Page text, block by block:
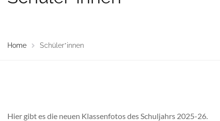
Home Schüler*innen
Hier gibt es die neuen Klassenfotos des Schuljahrs 2025-26.